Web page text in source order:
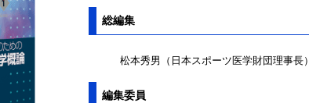
総編集
松本秀男（日本スポーツ医学財団理事長）
編集委員